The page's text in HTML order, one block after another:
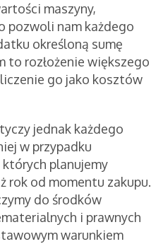
maszyny,
pozwoli nam każdego
określoną sumę
to rozłożenie większego
go jako kosztów
jednak każdego
w przypadku
planujemy
rok od momentu zakupu.
do środków
i prawnych
warunkiem